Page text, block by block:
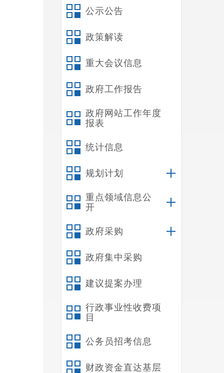
公示公告
政策解读
重大会议信息
政府工作报告
政府网站工作年度
报表
统计信息
规划计划
重点领域信息公
开
政府采购
政府集中采购
建议提案办理
行政事业性收费项
目
公务员招考信息
财政资金直达基层